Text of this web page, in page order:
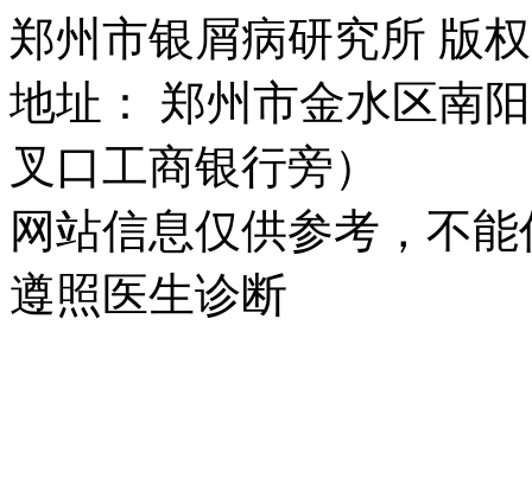
郑州市银屑病研究所 版
地址： 郑州市金水区南
叉口工商银行旁）
网站信息仅供参考，不
遵照医生诊断